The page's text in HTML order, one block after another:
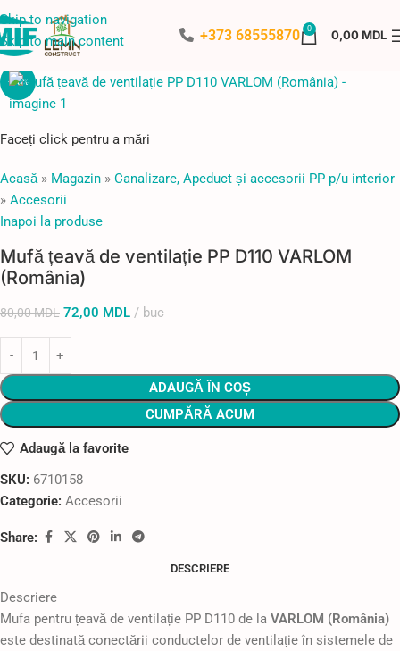
Skip to navigation
Skip to main content
+373 68555870 0 0,00MDL
-10%
Faceți click pentru a mări
Acasă» Magazin » Canalizare, Apeduct și accesorii PP p/u interior
» Accesorii
Inapoi la produse
Mufă țeavă de ventilație PP D110 VARLOM
(România)
80,00MDL 72,00 MDL buc
ADAUGĂ ÎN COȘ
CUMPĂRĂ ACUM
Adaugă la favorite
SKU: 6710158
Categorie: Accesorii
Share:
DESCRIERE
Descriere
Mufa pentru țeavă de ventilație PP D110 de la VARLOM (România)
este destinată conectării conductelor de ventilație în sistemele de